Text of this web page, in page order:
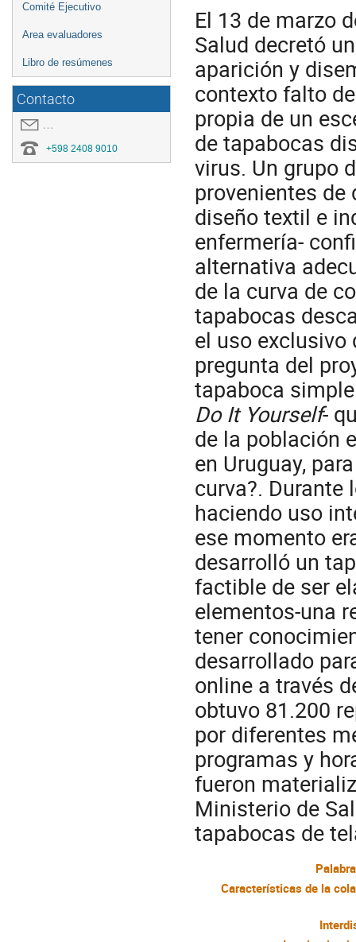
Comité Ejecutivo
Area evaluadores
Libro de resúmenes
Contacto
covid19.congresoei@gmail.com
+598 2408 9010
El 13 de marzo
Salud decretó
aparición y
contexto falto
propia de un
de tapabocas
virus. Un grupo
provenientes
diseño textil e
enfermería-
alternativa
de la curva de
tapabocas
el uso exclusivo
pregunta del
tapaboca
Do It Yourself-
de la población
en Uruguay,
curva?.
haciendo uso
ese momento
desarrolló un
factible de ser
elementos-una
tener
desarrollado
online a través
obtuvo 81.200
por diferentes
programas y
fueron
Ministerio de
tapabocas de